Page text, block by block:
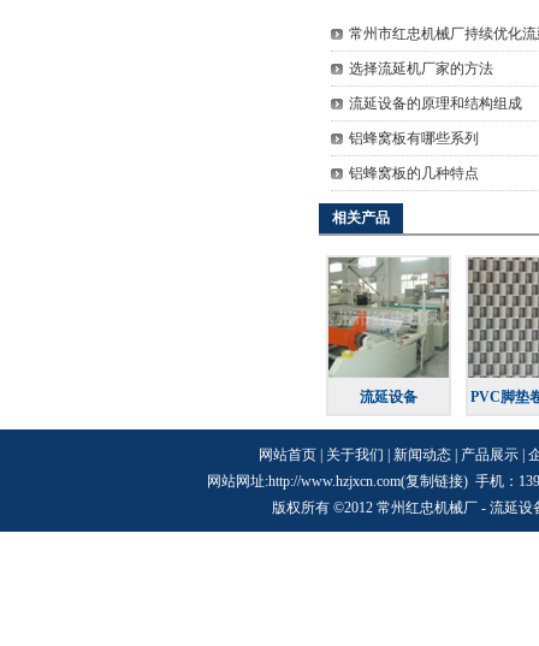
常州市红忠机械厂持续优化
选择流延机厂家的方法
流延设备的原理和结构组成
铝蜂窝板有哪些系列
铝蜂窝板的几种特点
相关产品
流延设备 PVC脚垫
网站首页| 关于我们 新闻动态| 产品展示|
网站网址:http://www.hzjxcn.com(复制链接) 手机：
版权所有 ©2012 常州红忠机械厂 - 流延设